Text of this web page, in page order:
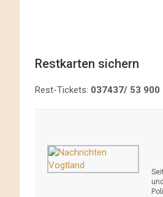
Restkarten sichern
Rest-Tickets: 037437/ 53 900